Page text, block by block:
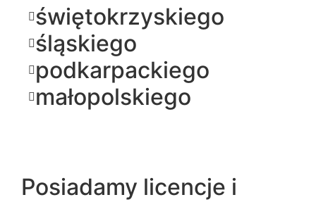
świętokrzyskiego
śląskiego
podkarpackiego
małopolskiego
Posiadamy licencje i